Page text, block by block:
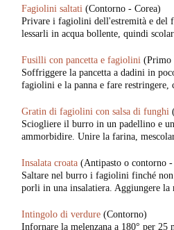
Fagiolini saltati (Contorno - Corea)
Privare i fagiolini dell'estremità e
lessarli in acqua bollente, quindi
Fusilli con pancetta e fagiolini (Primo
Soffriggere la pancetta a dadini in
fagiolini e la panna e fare restringere,
Gratin di fagiolini con salsa di funghi
Sciogliere il burro in un padellino e
ammorbidire. Unire la farina,
Insalata croata (Antipasto o contorno -
Saltare nel burro i fagiolini finché
porli in una insalatiera. Aggiungere la
Intingolo di verdure (Contorno)
Infornare la melenzana a 180° per